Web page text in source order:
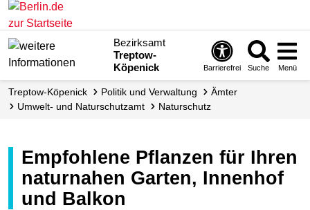
Bezirksamt
Treptow-
Köpenick
Barrierefrei Suche Menü
Treptow-Köpenick Politik und Verwaltung
Ämter
Umwelt- und Naturschutzamt
Naturschutz
Empfohlene Pflanzen für Ihren
naturnahen Garten, Innenhof
und Balkon